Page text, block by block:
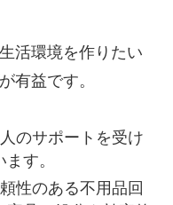
活環境を作りたい
有益です。
のサポートを受け
す。
性のある不用品回